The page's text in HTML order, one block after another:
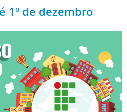
1º de dezembro